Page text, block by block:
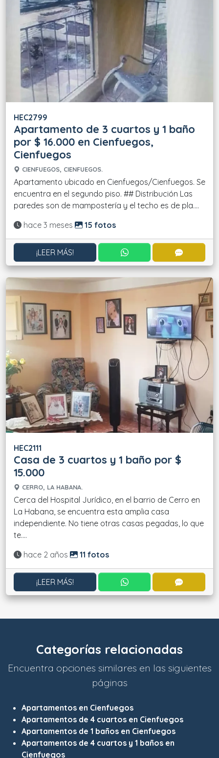
HEC2799
Apartamento de 3 cuartos y 1 baño
por $ 16.000 en Cienfuegos,
Cienfuegos
CIENFUEGOS, CIENFUEGOS.
Apartamento ubicado en Cienfuegos/Cienfuegos. Se
encuentra en el segundo piso. ## Distribución Las
paredes son de mampostería y el techo es de pla....
Actualizado:
hace 3 meses 15 fotos
¡LEER MÁS! CONTACTAR POR
HEC2111
Casa de 3 cuartos y 1 baño por $
15.000
CERRO, LA HABANA.
Cerca del Hospital Jurídico, en el barrio de Cerro en
La Habana, se encuentra esta amplia casa
independiente. No tiene otras casas pegadas, lo que
te....
Actualizado:
hace 2 años 11 fotos
¡LEER MÁS! CONTACTAR POR
Categorías relacionadas
Encuentra opciones similares en las siguientes
páginas
Apartamentos en Cienfuegos
Apartamentos de 4 cuartos en Cienfuegos
Apartamentos de 1 baños en Cienfuegos
Apartamentos de 4 cuartos y 1 baños en
Cienfuegos